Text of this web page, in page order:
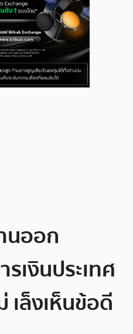
นออก
เงินประเทศ
เล็งเห็นข้อดี